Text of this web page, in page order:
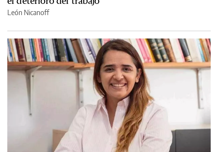
León Nicanoff